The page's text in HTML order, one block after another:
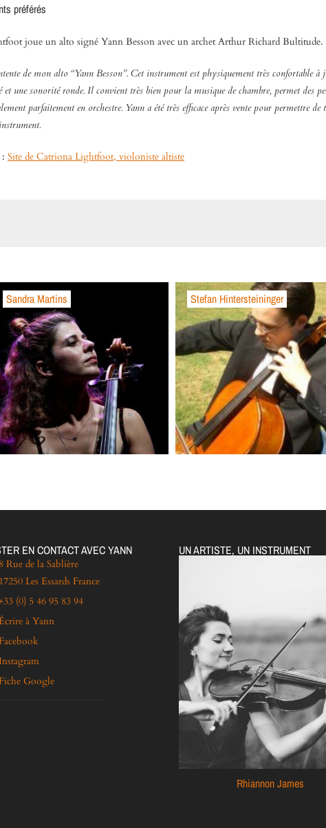
préférés
joue un alto signé Yann Besson avec un archet Arthur Richard Bultitude.
de mon alto “Yann Besson”. Cet instrument est physiquement très confortable
et une sonorité ronde. Il convient très bien pour la musique de chambre, permet des
parfaitement en orchestre. Yann a été très efficace après vente pour permettre
Site de Catriona Lightfoot, violoniste altiste
Sandra Martins Stefan Hintersteininger
EN CONTACT AVEC YANN
8 Rue de la Sablière
17250 Les Essards France
(0) 5 46 95 83 94
à Yann
Facebook
Instagram
Fiche Google
UN ARTISTE, UN INSTRUMENT
Rhiannon James